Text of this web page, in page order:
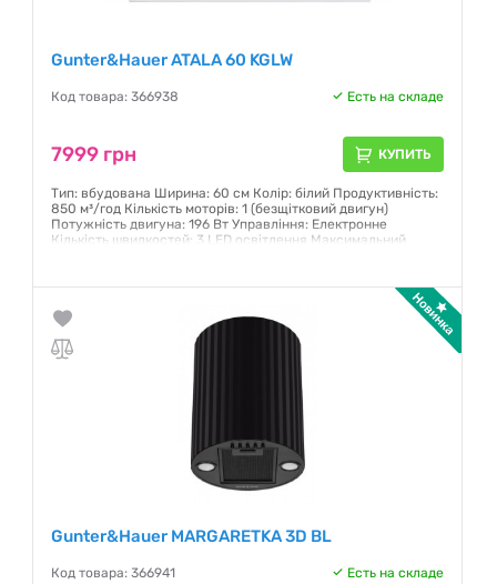
Gunter&Hauer ATALA 60 KGLW
Код товара: 366938 Есть на складе
7999 грн КУПИТЬ
Тип: вбудована Ширина: 60 см Колір: білий Продуктивність:
850 м³/год Кількість моторів: 1 (безщітковий двигун)
Потужність двигуна: 196 Вт Управління: Електронне
Кількість швидкостей: 3 LED освітлення Максимальний
Гарантия:12 месяцев
Gunter&Hauer MARGARETKA 3D BL
Код товара: 366941 Есть на складе